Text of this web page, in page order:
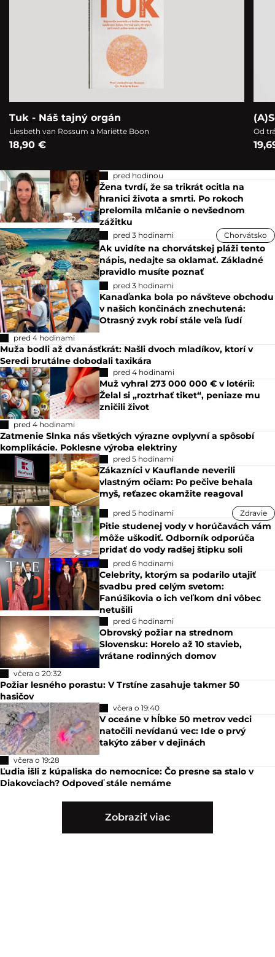
Tuk - Náš tajný orgán
Liesbeth van Rossum a Mariëtte Boon
18,90 €
Od
pred hodinou
Žena tvrdí, že sa trikrát ocitla na
hranici života a smrti. Po rokoch
prelomila mlčanie o nevšednom
zážitku
pred 3 hodinami Chorvátsko
Ak uvidíte na chorvátskej pláži tento
nápis, nedajte sa oklamať. Základné
pravidlo musíte poznať
pred 3 hodinami
Kanaďanka bola po návšteve obchodu
v našich končinách znechutená:
Otrasný zvyk robí stále veľa ľudí
pred 4 hodinami
Muža bodli až dvanásťkrát: Našli dvoch mladíkov, ktorí v
Seredi brutálne dobodali taxikára
pred 4 hodinami
Muž vyhral 273 000 000 € v lotérii:
Želal si „roztrhať tiket“, peniaze mu
zničili život
pred 4 hodinami
Zatmenie Slnka nás všetkých výrazne ovplyvní a spôsobí
komplikácie. Poklesne výroba elektriny
pred 5 hodinami
Zákazníci v Kauflande neverili
vlastným očiam: Po pečive behala
myš, reťazec okamžite reagoval
pred 5 hodinami Zdravie
Pitie studenej vody v horúčavách vám
môže uškodiť. Odborník odporúča
pridať do vody radšej štipku soli
pred 6 hodinami
Celebrity, ktorým sa podarilo utajiť
svadbu pred celým svetom:
Fanúšikovia o ich veľkom dni vôbec
netušili
pred 6 hodinami
Obrovský požiar na strednom
Slovensku: Horelo až 10 stavieb,
vrátane rodinných domov
včera o 20:32
Požiar lesného porastu: V Trstíne zasahuje takmer 50
hasičov
včera o 19:40
V oceáne v hĺbke 50 metrov vedci
natočili nevídanú vec: Ide o prvý
takýto záber v dejinách
včera o 19:28
Ľudia išli z kúpaliska do nemocnice: Čo presne sa stalo v
Diakovciach? Odpoveď stále nemáme
Zobraziť viac